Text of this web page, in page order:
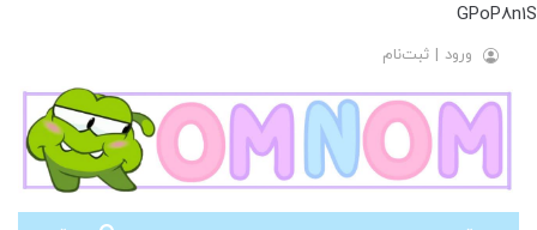
GPoP8n1S
ورود | ثبت‌نام